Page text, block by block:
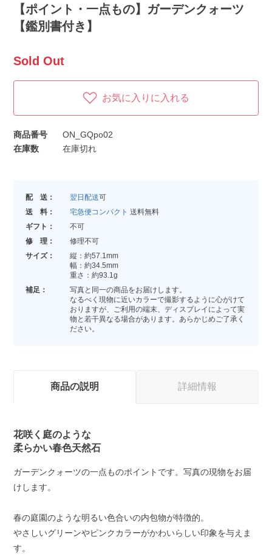
【ポイント・一点もの】ガーデンクォーツ
【鑑別書付き】
Sold Out
お気に入りに入れる
商品番号
ON_GQpo02
在庫数
在庫切れ
配 送： 翌日配送可
送 料：
宅急便コンパクト 送料無料
ギフト：
不可
修 理：
修理不可
サイズ：
縦：約57.1mm
幅：約34.5mm
重さ：約93.1g
補足：
写真と同一の商品をお届けします。
なるべく現物に近いカラーで撮影するように心がけて
おりますが、ご利用の端末、ディスプレイによって実
物と若干異なる場合があります。あらかじめご了承く
ださい。
商品の説明 詳細情報
花咲く庭のような
柔らかい春色天然石
ガーデンクォーツの一点ものポイントです。写真の現物をお届
けします。
春の庭園のような明るい色合いの内包物が特徴的。
やさしいグリーンやピンクカラーがかわいらしい印象を与えま
す。